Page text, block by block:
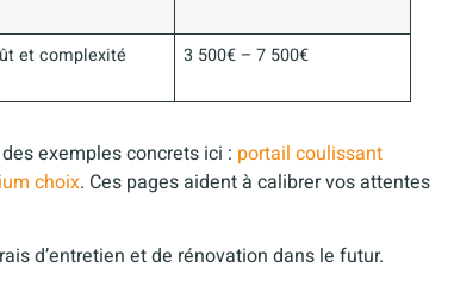
et complexité 3 500€ – 7 500€
exemples concrets ici : portail coulissant
choix. Ces pages aident à calibrer vos attentes
d’entretien et de rénovation dans le futur.